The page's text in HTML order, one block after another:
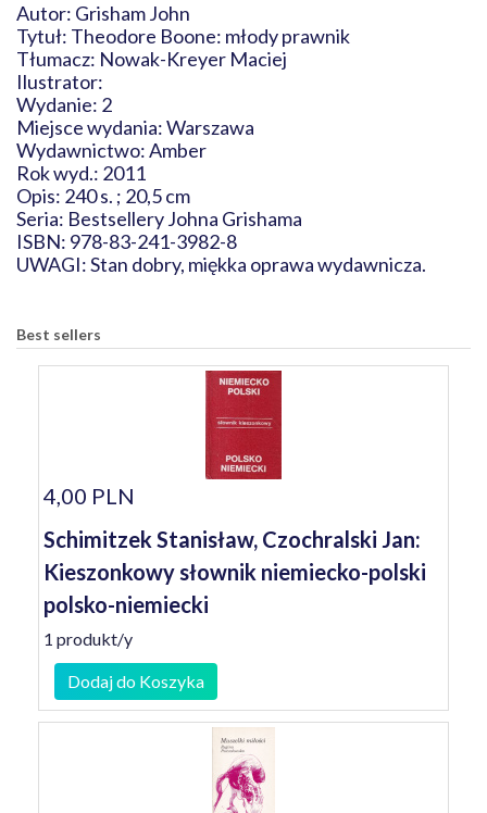
Autor: Grisham John
Tytuł: Theodore Boone: młody prawnik
Tłumacz: Nowak-Kreyer Maciej
Ilustrator:
Wydanie: 2
Miejsce wydania: Warszawa
Wydawnictwo: Amber
Rok wyd.: 2011
Opis: 240 s. ; 20,5 cm
Seria: Bestsellery Johna Grishama
ISBN: 978-83-241-3982-8
UWAGI: Stan dobry, miękka oprawa wydawnicza.
Best sellers
4,00 PLN
Schimitzek Stanisław, Czochralski Jan:
Kieszonkowy słownik niemiecko-polski
polsko-niemiecki
1 produkt/y
Dodaj do Koszyka